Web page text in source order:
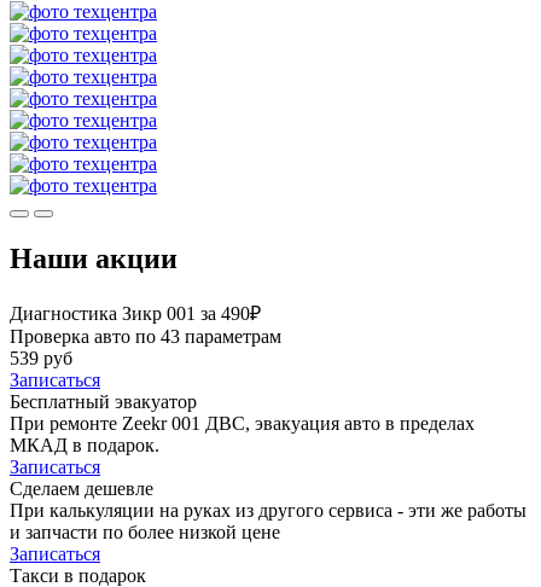
Наши акции
Диагностика Зикр 001 за 490₽
Проверка авто по 43 параметрам
539 руб
Записаться
Бесплатный эвакуатор
При ремонте Zeekr 001 ДВС, эвакуация авто в пределах
МКАД в подарок.
Записаться
Сделаем дешевле
При калькуляции на руках из другого сервиса - эти же работы
и запчасти по более низкой цене
Записаться
Такси в подарок